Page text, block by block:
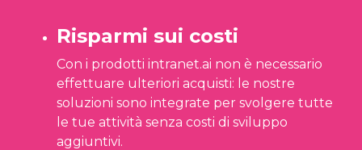
Risparmi sui costi
Con i prodotti intranet.ai non è necessario
effettuare ulteriori acquisti: le nostre
soluzioni sono integrate per svolgere tutte
le tue attività senza costi di sviluppo
aggiuntivi.